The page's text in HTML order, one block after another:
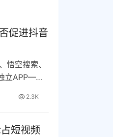
促进抖音
悟空搜索、
立APP——
2.3K
短视频